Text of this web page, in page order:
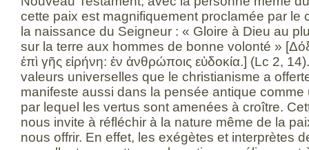
cette paix est magnifiquement proclamée par le
la naissance du Seigneur : « Gloire à Dieu au
sur la terre aux hommes de bonne volonté »
ἐπὶ γῆς εἰρήνη: ἐν ἀνθρώποις εὐδοκία.] (Lc 2,
valeurs universelles que le christianisme a
manifeste aussi dans la pensée antique
par lequel les vertus sont amenées à croître.
nous invite à réfléchir à la nature même de la
nous offrir. En effet, les exégètes et interprètes